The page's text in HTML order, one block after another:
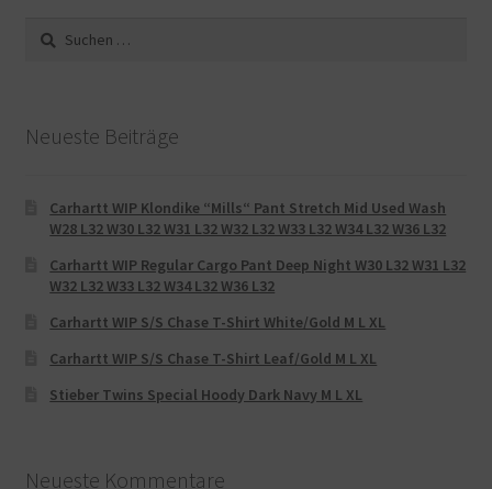
Suche
nach:
Neueste Beiträge
Carhartt WIP Klondike “Mills“ Pant Stretch Mid Used Wash
W28 L32 W30 L32 W31 L32 W32 L32 W33 L32 W34 L32 W36 L32
Carhartt WIP Regular Cargo Pant Deep Night W30 L32 W31 L32
W32 L32 W33 L32 W34 L32 W36 L32
Carhartt WIP S/S Chase T-Shirt White/Gold M L XL
Carhartt WIP S/S Chase T-Shirt Leaf/Gold M L XL
Stieber Twins Special Hoody Dark Navy M L XL
Neueste Kommentare